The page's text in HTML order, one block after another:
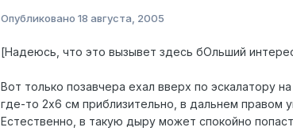
Опубликовано 18 августа, 2005
[Надеюсь, что это вызывет здесь бОльший
Вот только позавчера ехал вверх по эскалатору
где-то 2х6 см приблизительно, в дальнем правом
Естественно, в такую дыру может спокойно